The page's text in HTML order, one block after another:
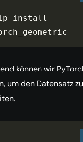
install
können wir
um den Datensatz